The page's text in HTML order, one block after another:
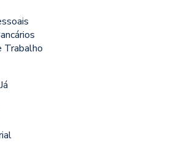
Trabalho